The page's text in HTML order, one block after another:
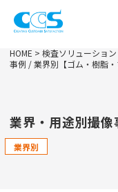
画像処理用の製品検索
HOME > 検査ソリューション
事例 / 業界別【ゴム・樹脂・
業界・用途別撮像
業界別